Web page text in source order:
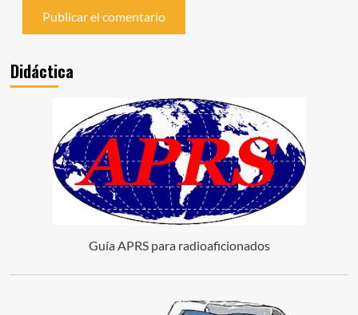
Didáctica
Guía APRS para radioaficionados